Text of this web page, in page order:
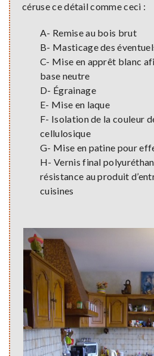
céruse ce détail comme ceci :
A- Remise au bois brut
B- Masticage des
C- Mise en apprêt blanc
base neutre
D- Égrainage
E- Mise en laque
F- Isolation de la couleur
cellulosique
G- Mise en patine pour
H- Vernis final
résistance au produit
cuisines